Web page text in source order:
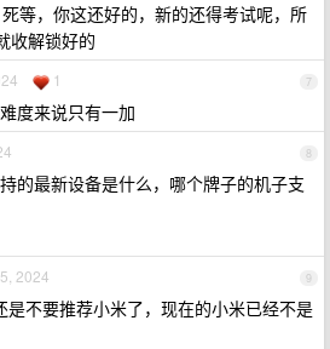
等，你这还好的，新的还得考试呢，所
收解锁好的
7
1
度来说只有一加
8
的最新设备是什么，哪个牌子的机子支
9
2024
是不要推荐小米了，现在的小米已经不是